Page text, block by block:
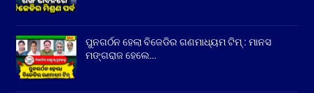
ପୁନଗର୍ଠନ ହେଲା ବିଜେଡିର ଗଣମାଧ୍ୟମ ଟିମ୍ : ମାନସ
ମଙ୍ଗରାଜ ହେଲେ…